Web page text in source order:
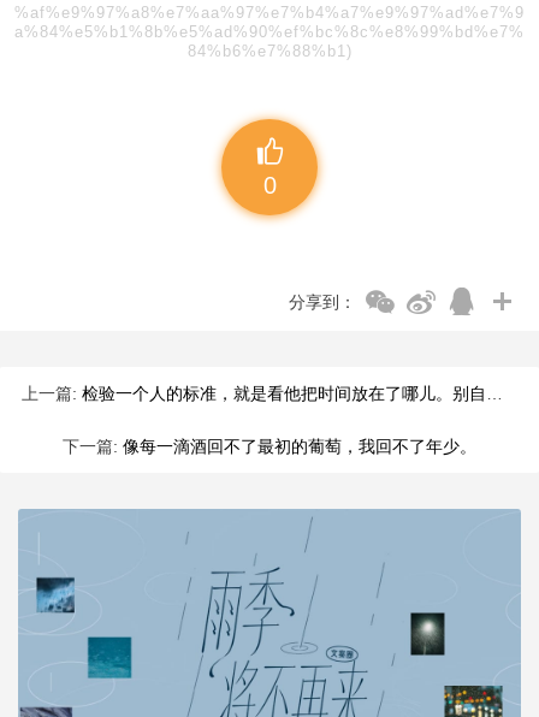
%af%e9%97%a8%e7%aa%97%e7%b4%a7%e9%97%ad%e7%9
a%84%e5%b1%8b%e5%ad%90%ef%bc%8c%e8%99%bd%e7%
84%b6%e7%88%b1)
0
分享到：
上一篇: 检验一个人的标准，就是看他把时间放在了哪儿。别自欺欺人；当生
下一篇: 像每一滴酒回不了最初的葡萄，我回不了年少。